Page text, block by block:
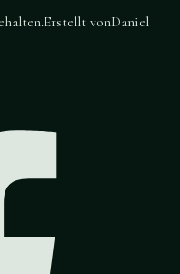
.Erstellt vonDaniel